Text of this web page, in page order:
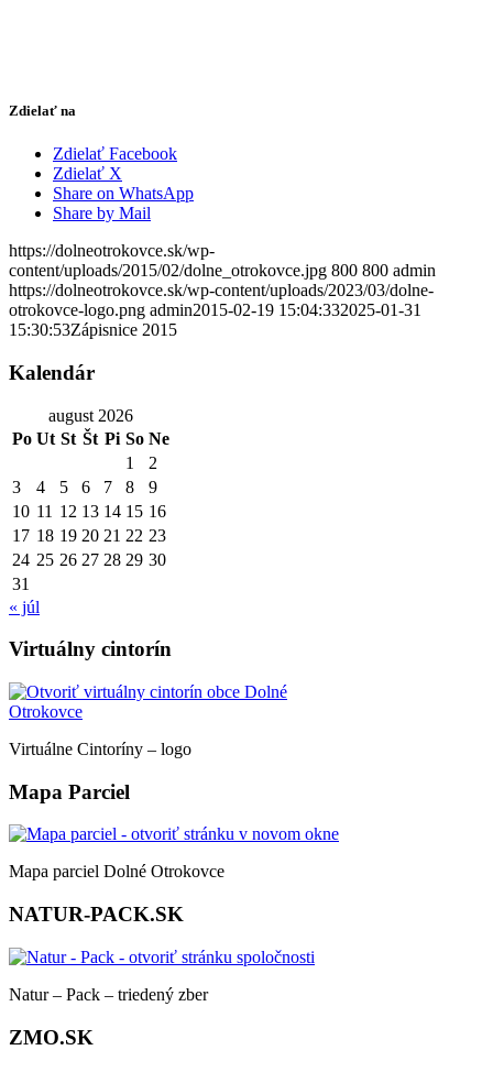
Zdielať na
Zdielať Facebook
Zdielať X
Share on WhatsApp
Share by Mail
https://dolneotrokovce.sk/wp-
content/uploads/2015/02/dolne_otrokovce.jpg 800 800 admin
https://dolneotrokovce.sk/wp-content/uploads/2023/03/dolne-
otrokovce-logo.png admin2015-02-19 15:04:332025-01-31
15:30:53Zápisnice 2015
Kalendár
august 2026
Po Ut St Št Pi So Ne
1
2
3
4 5 6 7 8
9
10 11 12 13 14 15 16
17 18 19 20 21 22 23
24 25 26 27 28 29 30
31
« júl
Virtuálny cintorín
Virtuálne Cintoríny – logo
Mapa Parciel
Mapa parciel Dolné Otrokovce
NATUR-PACK.SK
Natur – Pack – triedený zber
ZMO.SK